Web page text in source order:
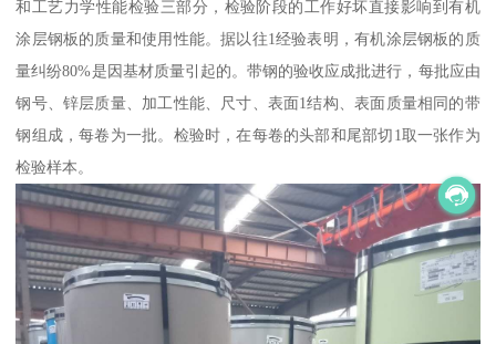
和工艺力学性能检验三部分，检验阶段的工作好坏直接影响到有机
涂层钢板的质量和使用性能。据以往1经验表明，有机涂层钢板的质
量纠纷80%是因基材质量引起的。带钢的验收应成批进行，每批应由
钢号、锌层质量、加工性能、尺寸、表面1结构、表面质量相同的带
钢组成，每卷为一批。检验时，在每卷的头部和尾部切1取一张作为
检验样本。